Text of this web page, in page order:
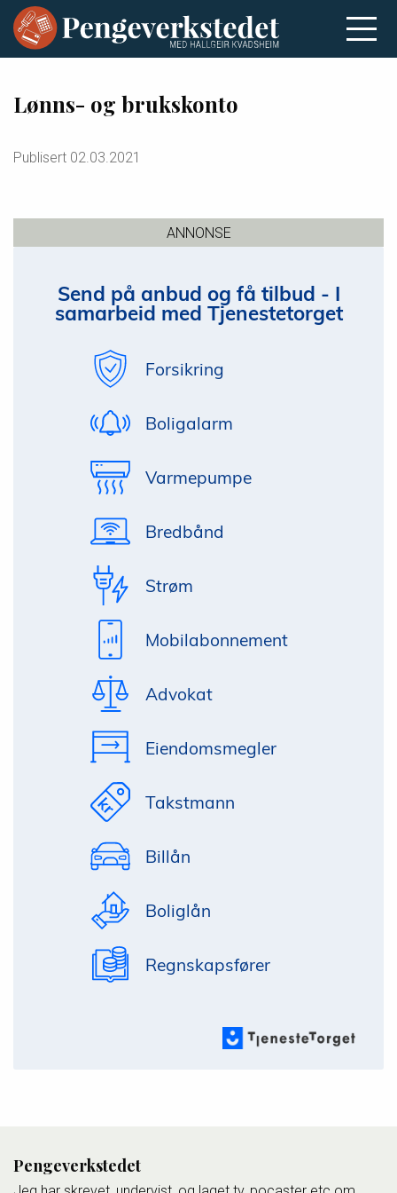
Lønns- og brukskonto
Publisert 02.03.2021
ANNONSE
Send på anbud og få tilbud - I
samarbeid med Tjenestetorget
Forsikring
Boligalarm
Varmepumpe
Bredbånd
Strøm
Mobilabonnement
Advokat
Eiendomsmegler
Takstmann
Billån
Boliglån
Regnskapsfører
Pengeverkstedet